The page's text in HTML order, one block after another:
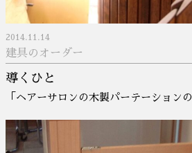
2014.11.14
建具のオーダー
導くひと
「ヘアーサロンの木製パーテーション